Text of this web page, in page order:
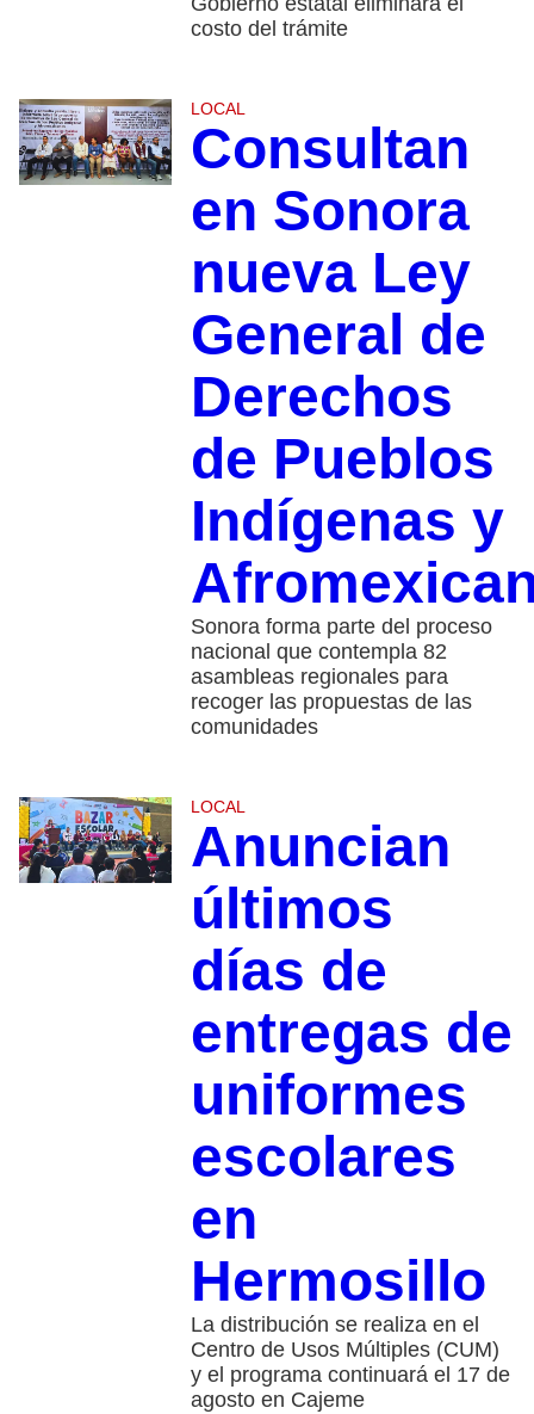
costo del trámite
LOCAL
Consultan
en Sonora
nueva Ley
General de
Derechos
de Pueblos
Indígenas y
Sonora forma parte del proceso
nacional que contempla 82
asambleas regionales para
recoger las propuestas de las
comunidades
LOCAL
Anuncian
últimos
días de
entregas de
uniformes
escolares
en
Hermosillo
La distribución se realiza en el
Centro de Usos Múltiples (CUM)
y el programa continuará el 17 de
agosto en Cajeme